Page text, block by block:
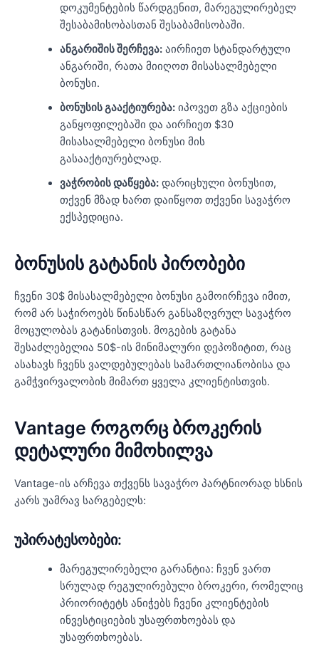
დოკუმენტების წარდგენით, მარეგულირებელ
შესაბამისობასთან შესაბამისობაში.
ანგარიშის შერჩევა:აირჩიეთ სტანდარტული
ანგარიში, რათა მიიღოთ მისასალმებელი
ბონუსი.
ბონუსის გააქტიურება:იპოვეთ გზა აქციების
განყოფილებაში და აირჩიეთ $30
მისასალმებელი ბონუსი მის
გასააქტიურებლად.
ვაჭრობის დაწყება:დარიცხული ბონუსით,
თქვენ მზად ხართ დაიწყოთ თქვენი სავაჭრო
ექსპედიცია.
ბონუსის გატანის პირობები
ჩვენი 30$ მისასალმებელი ბონუსი გამოირჩევა იმით,
რომ არ საჭიროებს წინასწარ განსაზღვრულ სავაჭრო
მოცულობას გატანისთვის. მოგების გატანა
შესაძლებელია 50$-ის მინიმალური დეპოზიტით, რაც
ასახავს ჩვენს ვალდებულებას სამართლიანობისა და
გამჭვირვალობის მიმართ ყველა კლიენტისთვის.
Vantage როგორც ბროკერის
დეტალური მიმოხილვა
Vantage-ის არჩევა თქვენს სავაჭრო პარტნიორად ხსნის
კარს უამრავ სარგებელს:
უპირატესობები:
მარეგულირებელი გარანტია: ჩვენ ვართ
სრულად რეგულირებული ბროკერი, რომელიც
პრიორიტეტს ანიჭებს ჩვენი კლიენტების
ინვესტიციების უსაფრთხოებას და
უსაფრთხოებას.